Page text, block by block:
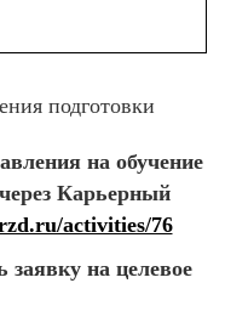
подготовки
на обучение
Карьерный
activities/76
на целевое